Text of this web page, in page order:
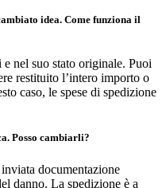
idea. Come funziona il
nel suo stato originale. Puoi
restituito l’intero importo o
caso, le spese di spedizione
Posso cambiarli?
documentazione
danno. La spedizione è a